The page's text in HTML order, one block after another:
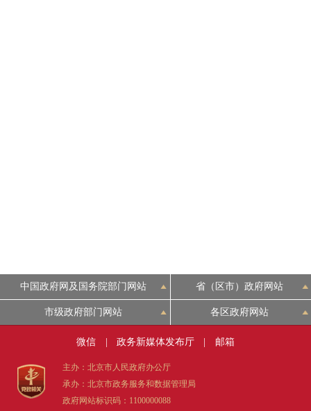
中国政府网及国务院部门网站 省（区市）政府网站
市级政府部门网站 各区政府网站
微信 政务新媒体发布厅 邮箱
主办：北京市人民政府办公厅
承办：北京市政务服务和数据管理局
政府网站标识码：1100000088